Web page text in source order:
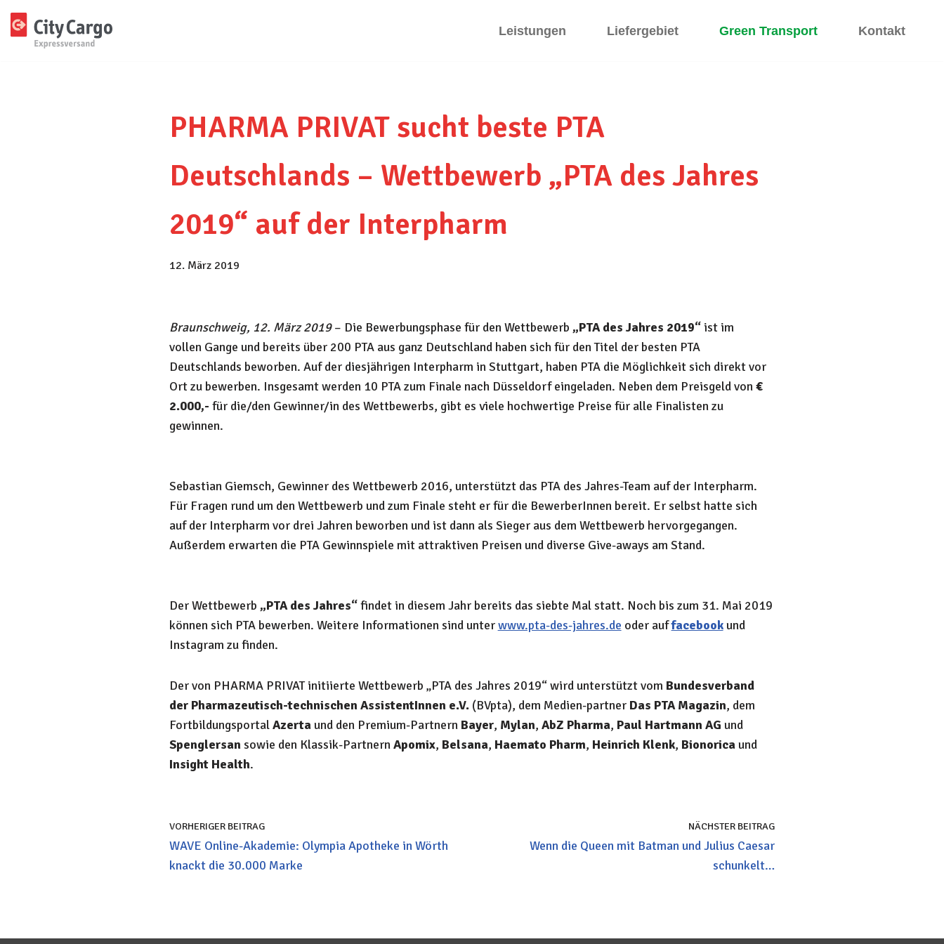
Zum
Leistungen Liefergebiet Green Transport Kontakt
PHARMA PRIVAT sucht beste PTA
Deutschlands – Wettbewerb „PTA des Jahres
2019“ auf der Interpharm
12. März 2019
Braunschweig, 12. März 2019– Die Bewerbungsphase für den Wettbewerb „PTA des Jahres 2019“ist im
vollen Gange und bereits über 200 PTA aus ganz Deutschland haben sich für den Titel der besten PTA
Deutschlands beworben. Auf der diesjährigen Interpharm in Stuttgart, haben PTA die Möglichkeit sich direkt vor
Ort zu bewerben. Insgesamt werden 10 PTA zum Finale nach Düsseldorf eingeladen. Neben dem Preisgeld von€
2.000,- für die/den Gewinner/in des Wettbewerbs, gibt es viele hochwertige Preise für alle Finalisten zu
gewinnen.
Sebastian Giemsch, Gewinner des Wettbewerb 2016, unterstützt das PTA des Jahres-Team auf der Interpharm.
Für Fragen rund um den Wettbewerb und zum Finale steht er für die BewerberInnen bereit. Er selbst hatte sich
auf der Interpharm vor drei Jahren beworben und ist dann als Sieger aus dem Wettbewerb hervorgegangen.
Außerdem erwarten die PTA Gewinnspiele mit attraktiven Preisen und diverse Give-aways am Stand.
Der Wettbewerb „PTA des Jahres“findet in diesem Jahr bereits das siebte Mal statt. Noch bis zum 31. Mai 2019
können sich PTA bewerben. Weitere Informationen sind unterwww.pta-des-jahres.de oder auffacebookund
Instagram zu finden.
Der von PHARMA PRIVAT initiierte Wettbewerb „PTA des Jahres 2019“ wird unterstützt vom Bundesverband
der Pharmazeutisch-technischen AssistentInnen e.V.(BVpta), dem Medien-partner Das PTA Magazin, dem
FortbildungsportalAzertaund den Premium-Partnern Bayer, Mylan, AbZ Pharma, Paul Hartmann AG und
Spenglersansowie den Klassik-PartnernApomix, Belsana, Haemato Pharm, Heinrich Klenk, Bionoricaund
Insight Health.
VORHERIGER BEITRAG
WAVE Online-Akademie: Olympia Apotheke in Wörth
knackt die 30.000 Marke
NÄCHSTER BEITRAG
Wenn die Queen mit Batman und Julius Caesar
schunkelt…